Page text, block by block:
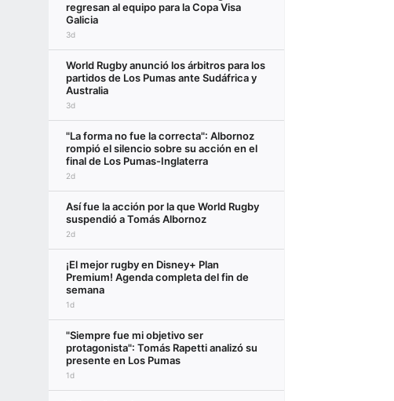
regresan al equipo para la Copa Visa
Galicia
3d
World Rugby anunció los árbitros para los
partidos de Los Pumas ante Sudáfrica y
Australia
3d
"La forma no fue la correcta": Albornoz
rompió el silencio sobre su acción en el
final de Los Pumas-Inglaterra
2d
Así fue la acción por la que World Rugby
suspendió a Tomás Albornoz
2d
¡El mejor rugby en Disney+ Plan
Premium! Agenda completa del fin de
semana
1d
"Siempre fue mi objetivo ser
protagonista": Tomás Rapetti analizó su
presente en Los Pumas
1d